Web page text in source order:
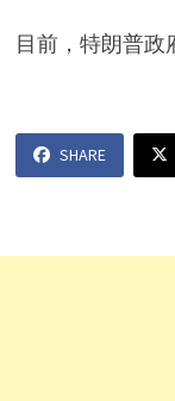
目前，特朗普政
SHARE